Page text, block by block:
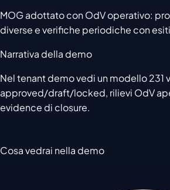
MOG adottato con OdV operativo:
diverse e verifiche periodiche con
Narrativa della demo
Nel tenant demo vedi un modello 231
approved/draft/locked, rilievi OdV
evidence di closure.
Cosa vedrai nella demo